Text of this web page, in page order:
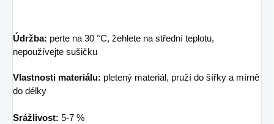
Údržba: perte na 30 °C, žehlete na střední teplotu,
nepoužívejte sušičku
Vlastnosti materiálu: pletený materiál, pruží do šířky a mírně
do délky
Srážlivost: 5-7 %